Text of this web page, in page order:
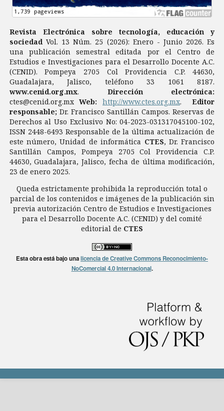
Revista Electrónica sobre tecnología, educación y
sociedad Vol. 13 Núm. 25 (2026): Enero - Junio 2026. Es
una publicación semestral editada por el Centro de
Estudios e Investigaciones para el Desarrollo Docente A.C.
(CENID). Pompeya 2705 Col Providencia C.P. 44630,
Guadalajara, Jalisco, teléfono 33 1061 8187.
www.cenid.org.mx. Dirección electrónica:
ctes@cenid.org.mxWeb: http://www.ctes.org.mx. Editor
responsable; Dr. Francisco Santillán Campos. Reservas de
Derechos al Uso Exclusivo No: 04-2023-031317045100-102,
ISSN 2448-6493 Responsable de la última actualización de
este número, Unidad de informática CTES, Dr. Francisco
Santillán Campos, Pompeya 2705 Col Providencia C.P.
44630, Guadalajara, Jalisco, fecha de última modificación,
23 de enero 2025.
Queda estrictamente prohibida la reproducción total o
parcial de los contenidos e imágenes de la publicación sin
previa autorización Centro de Estudios e Investigaciones
para el Desarrollo Docente A.C. (CENID) y del comité
editorial de CTES
Esta obra está bajo unalicencia de Creative Commons Reconocimiento-
NoComercial 4.0 Internacional.